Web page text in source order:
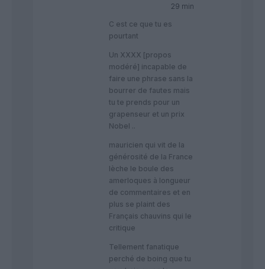
29 min
C est ce que tu es
pourtant
Un XXXX [propos
modéré] incapable de
faire une phrase sans la
bourrer de fautes mais
tu te prends pour un
grapenseur et un prix
Nobel ..
mauricien qui vit de la
générosité de la France
lèche le boule des
amerloques à longueur
de commentaires et en
plus se plaint des
Français chauvins qui le
critique
Tellement fanatique
perché de boing que tu